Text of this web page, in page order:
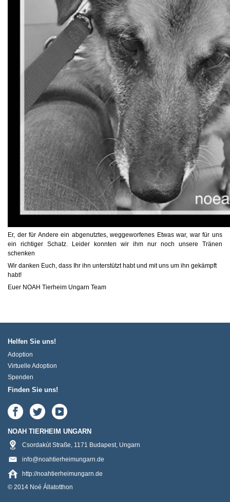
Er, der für Andere ein abgenutztes, weggeworfenes Etwas war, war für uns
ein richtiger Schatz. Leider konnten wir ihm nur noch unsere Tränen
schenken
Wir danken Euch, dass Ihr ihn unterstützt habt und mit uns um ihn gekämpft
habt!
Euer NOAH Tierheim Ungarn Team
Helfen Sie uns!
Adoption
Virtuelle Adoption
Spenden
Finden Sie uns!
NOAH TIERHEIM UNGARN
Csordakút Straße, 1171 Budapest, Ungarn
info@noahtierheimungarn.de
http://noahtierheimungarn.de
© 2014 Noé Állatotthon